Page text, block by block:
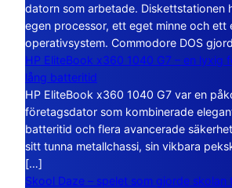
datorn som arbetade. Diskettstationen
egen processor, ett eget minne och ett
operativsystem. Commodore DOS
HP EliteBook x360 1040 G7 – en lyxig
lång batteritid
HP EliteBook x360 1040 G7 var en
företagsdator som kombinerade
batteritid och flera avancerade
sitt tunna metallchassi, sin vikbara
[…]
Skool Daze – spelet som gjorde